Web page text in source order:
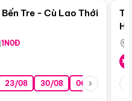
Tre - Cù Lao Thới
1N0Đ
23/08 30/08 06/09 13/09